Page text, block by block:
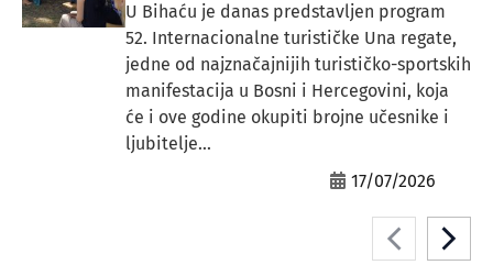
U Bihaću je danas predstavljen program
52. Internacionalne turističke Una regate,
jedne od najznačajnijih turističko-sportskih
manifestacija u Bosni i Hercegovini, koja
će i ove godine okupiti brojne učesnike i
ljubitelje...
17/07/2026